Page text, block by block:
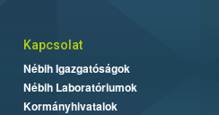
Kapcsolat
Nébih Igazgatóságok
Nébih Laboratóriumok
Kormányhivatalok